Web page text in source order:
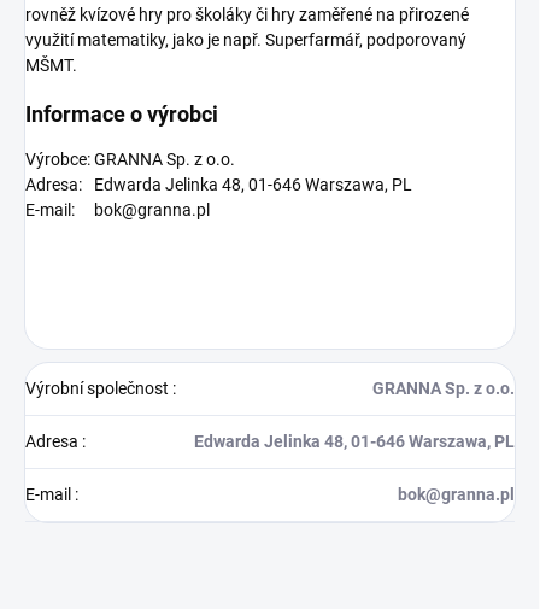
rovněž kvízové hry pro školáky či hry zaměřené na přirozené
využití matematiky, jako je např. Superfarmář, podporovaný
MŠMT.
Informace o výrobci
Výrobce:GRANNA Sp. z o.o.
Adresa:
Edwarda Jelinka 48, 01-646 Warszawa, PL
E-mail:
bok@granna.pl
Výrobní společnost : GRANNA Sp. z o.o.
Adresa : Edwarda Jelinka 48, 01-646 Warszawa, PL
E-mail : bok@granna.pl